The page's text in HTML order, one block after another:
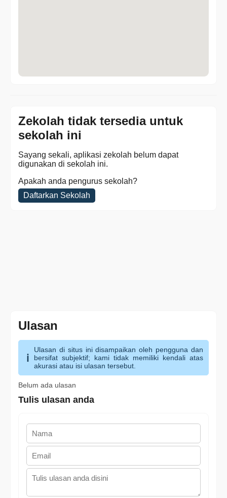
Zekolah tidak tersedia untuk
sekolah ini
Sayang sekali, aplikasi zekolah belum dapat
digunakan di sekolah ini.
Apakah anda pengurus sekolah?
Daftarkan Sekolah
Ulasan
Ulasan di situs ini disampaikan oleh pengguna dan
bersifat subjektif; kami tidak memiliki kendali atas
akurasi atau isi ulasan tersebut.
Belum ada ulasan
Tulis ulasan anda